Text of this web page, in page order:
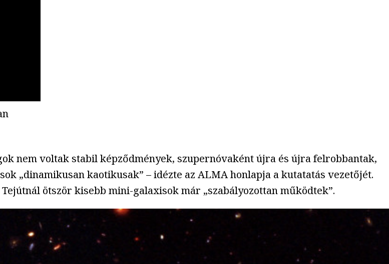
nem voltak stabil képződmények, szupernóvaként újra és újra felrobbantak,
„dinamikusan kaotikusak” – idézte az ALMA honlapja a kutatatás vezetőjét.
ötször kisebb mini-galaxisok már „szabályozottan működtek”.